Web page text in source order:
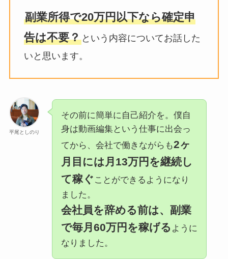
副業所得で20万円以下なら確定申
告は不要？という内容についてお話した
いと思います。
平尾としのり
その前に簡単に自己紹介を。僕自
身は動画編集という仕事に出会っ
てから、会社で働きながらも2ヶ
月目には月13万円を継続し
て稼ぐ ことができるようになり
ました。
会社員を辞める前は、副業
で毎月60万円を稼げる ように
なりました。